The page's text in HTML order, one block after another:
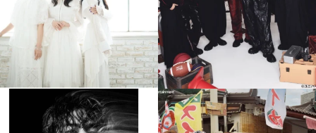
musicjapantv
💡8月特番放送決定！
...
musicjapantv
💡8月特番放送決定！
...